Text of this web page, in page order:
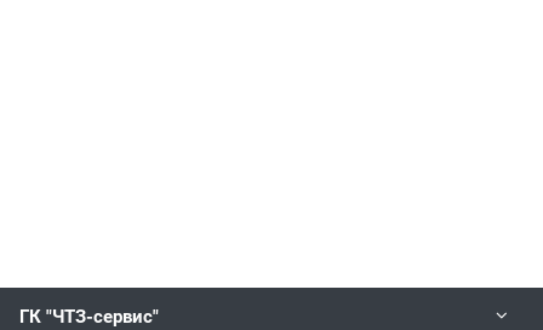
ГК "ЧТЗ-сервис"